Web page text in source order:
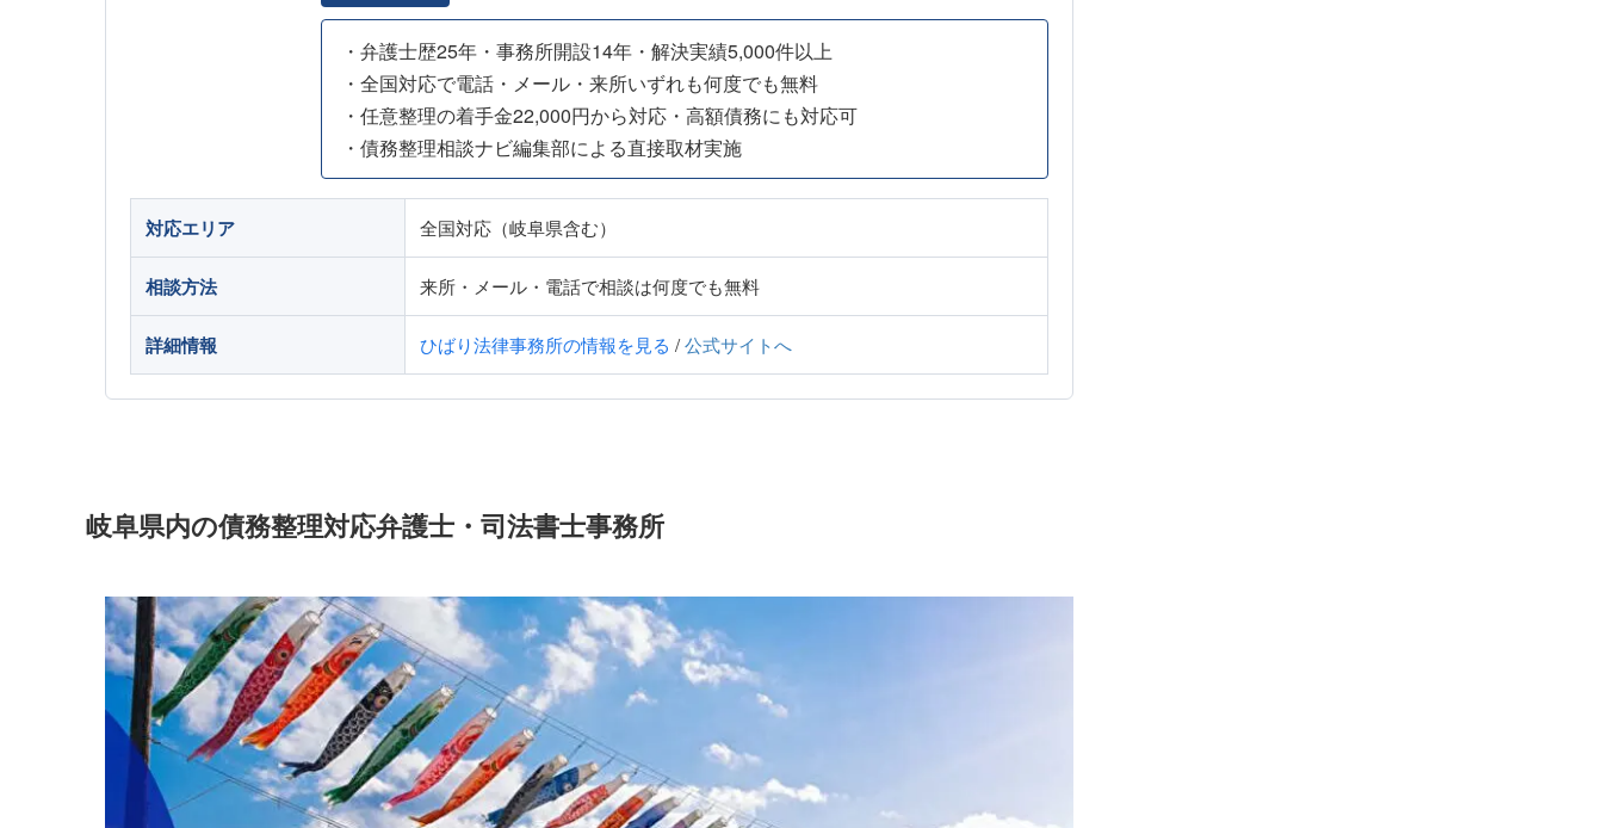
・弁護士歴25年・事務所開設14年・解決実績5,000件以上
・全国対応で電話・メール・来所いずれも何度でも無料
・任意整理の着手金22,000円から対応・高額債務にも対応可
・債務整理相談ナビ編集部による直接取材実施
対応エリア 全国対応（岐阜県含む）
相談方法 来所・メール・電話で相談は何度でも無料
詳細情報 ひばり法律事務所の情報を見る /公式サイトへ
岐阜県内の債務整理対応弁護士・司法書士事務所